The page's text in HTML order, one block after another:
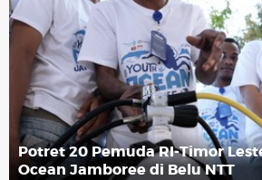
Potret 20 Pemuda RI-Timor
Ocean Jamboree di Belu NTT